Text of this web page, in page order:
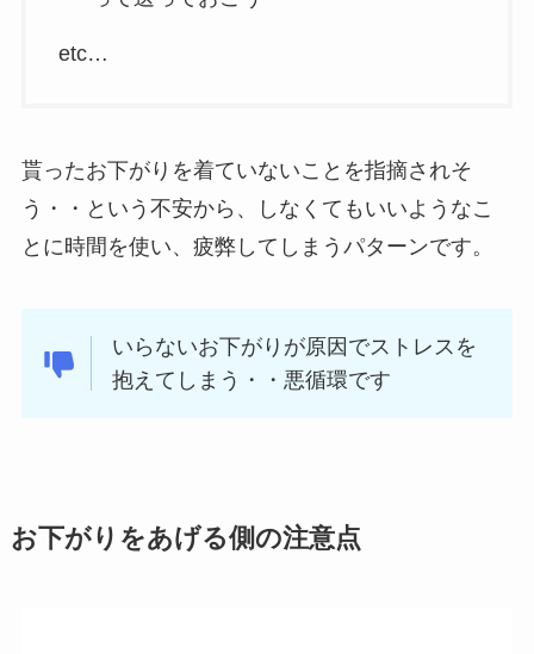
etc…
貰ったお下がりを着ていないことを指摘されそ
う・・という不安から、しなくてもいいようなこ
とに時間を使い、疲弊してしまうパターンです。
いらないお下がりが原因でストレスを
抱えてしまう・・悪循環です
お下がりをあげる側の注意点